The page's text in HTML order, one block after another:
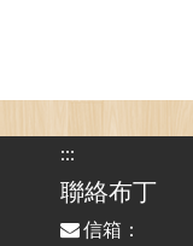
實作相容OpenAI API
務 / Implementing
Powered by OpenAI
:::
聯絡布丁
信箱：